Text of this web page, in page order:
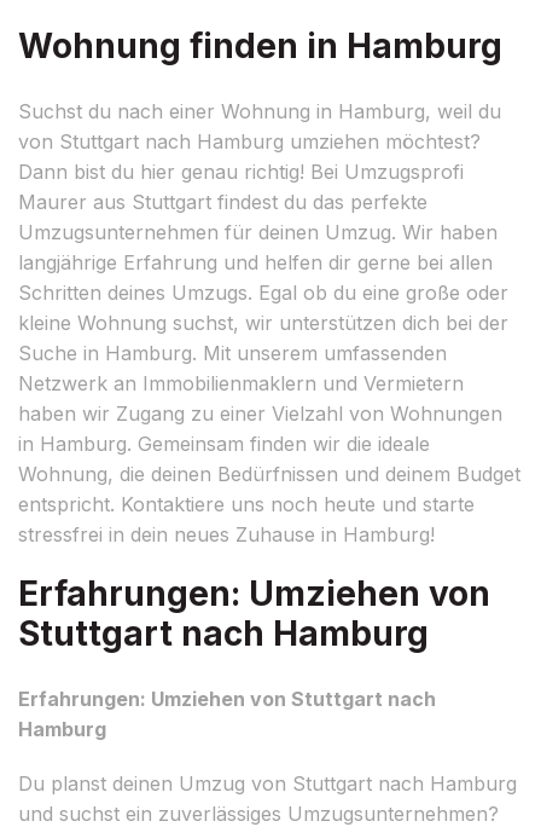
Wohnung finden in Hamburg
Suchst du nach einer Wohnung in Hamburg, weil du
von Stuttgart nach Hamburg umziehen möchtest?
Dann bist du hier genau richtig! Bei Umzugsprofi
Maurer aus Stuttgart findest du das perfekte
Umzugsunternehmen für deinen Umzug. Wir haben
langjährige Erfahrung und helfen dir gerne bei allen
Schritten deines Umzugs. Egal ob du eine große oder
kleine Wohnung suchst, wir unterstützen dich bei der
Suche in Hamburg. Mit unserem umfassenden
Netzwerk an Immobilienmaklern und Vermietern
haben wir Zugang zu einer Vielzahl von Wohnungen
in Hamburg. Gemeinsam finden wir die ideale
Wohnung, die deinen Bedürfnissen und deinem Budget
entspricht. Kontaktiere uns noch heute und starte
stressfrei in dein neues Zuhause in Hamburg!
Erfahrungen: Umziehen von
Stuttgart nach Hamburg
Erfahrungen: Umziehen von Stuttgart nach
Hamburg
Du planst deinen Umzug von Stuttgart nach Hamburg
und suchst ein zuverlässiges Umzugsunternehmen?